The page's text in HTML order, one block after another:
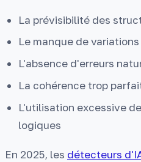
La prévisibilité des
Le manque de
L'absence d'erreurs
La cohérence trop
L'utilisation excessive
logiques
En 2025, les détecteurs